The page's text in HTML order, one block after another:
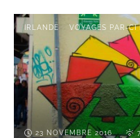
IRLANDE VOYAGES PAR-CI
23 NOVEMBRE 2016